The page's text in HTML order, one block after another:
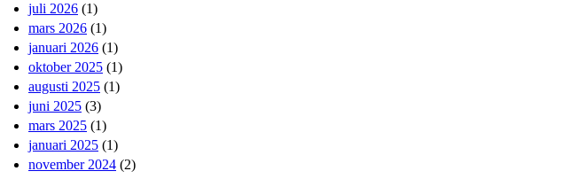
juli 2026 (1)
mars 2026 (1)
januari 2026 (1)
oktober 2025 (1)
augusti 2025 (1)
juni 2025 (3)
mars 2025 (1)
januari 2025 (1)
november 2024 (2)